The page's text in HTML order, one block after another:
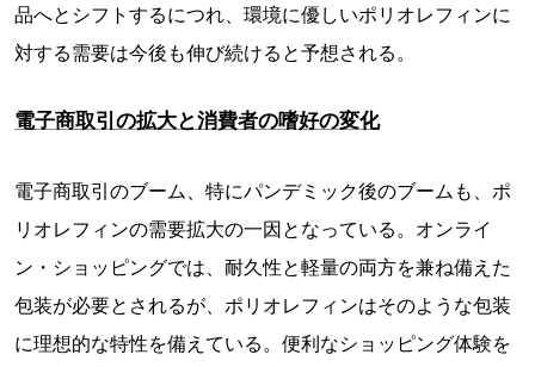
品へとシフトするにつれ、環境に優しいポリオレフィンに
対する需要は今後も伸び続けると予想される。
電子商取引の拡大と消費者の嗜好の変化
電子商取引のブーム、特にパンデミック後のブームも、ポ
リオレフィンの需要拡大の一因となっている。オンライ
ン・ショッピングでは、耐久性と軽量の両方を兼ね備えた
包装が必要とされるが、ポリオレフィンはそのような包装
に理想的な特性を備えている。便利なショッピング体験を